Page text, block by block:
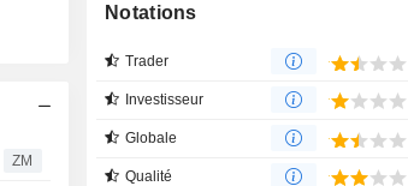
ZM
Notations
Trader
Investisseur
Globale
Qualité